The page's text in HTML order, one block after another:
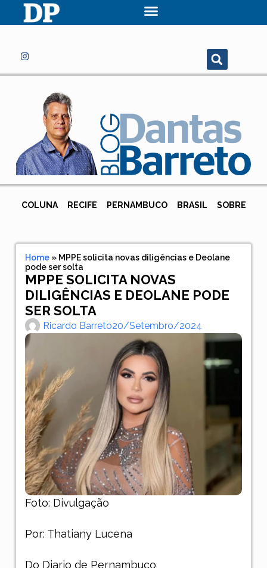
COLUNA RECIFE PERNAMBUCO BRASIL SOBRE
Home» MPPE solicita novas diligências e Deolane
pode ser solta
MPPE SOLICITA NOVAS
DILIGÊNCIAS E DEOLANE PODE
SER SOLTA
Ricardo Barreto20/setembro/2024
Foto: Divulgação
Por: Thatiany Lucena
Do Diario de Pernambuco